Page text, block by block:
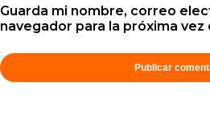
Guarda mi nombre, correo
navegador para la próxima